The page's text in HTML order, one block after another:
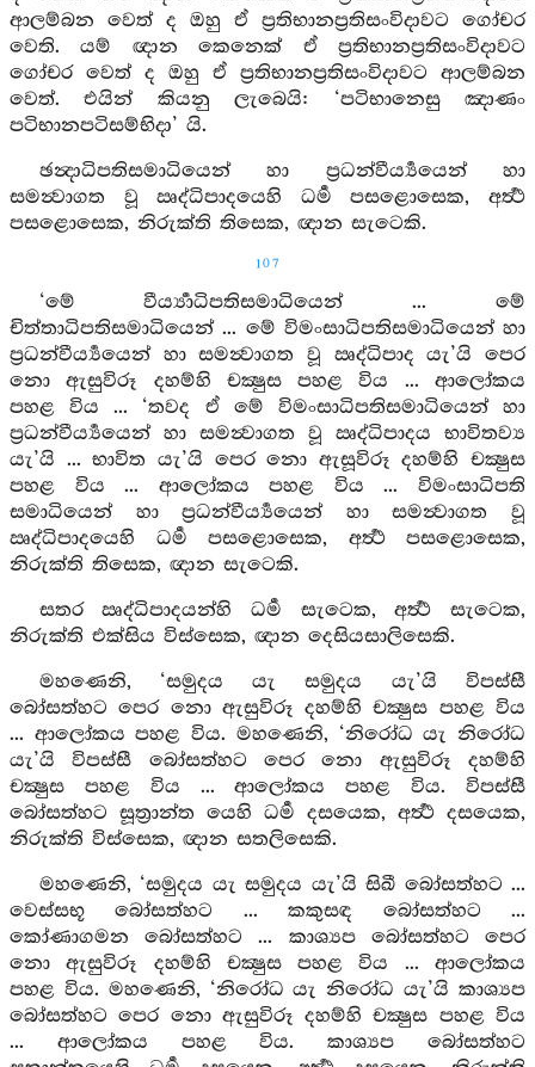
ආලම්බන වෙත් ද ඔහු ඒ ප්‍රතිභානප්‍රතිසංවිදාවට ගෝචර
වෙති. යම් ඥාන කෙනෙක් ඒ ප්‍රතිභානප්‍රතිසංවිදාවට
ගෝචර වෙත් ද ඔහු ඒ ප්‍රතිභානප්‍රතිසංවිදාවට ආලම්බන
වෙත්. එයින් කියනු ලැබෙයි: ‘පටිභානෙසු ඤාණං
පටිභානපටිසම්භිදා’ යි.
ඡන්‍දාධිපතිසමාධියෙන් හා ප්‍රධන්වීර්‍ය්‍යයෙන් හා
සමන්‍වාගත වූ ඍද්ධිපාදයෙහි ධර්‍ම පසළොසෙක, අර්‍ත්‍ථ
පසළොසෙක, නිරුක්ති තිසෙක, ඥාන සැටෙකි.
107
‘මේ වීර්‍ය්‍යාධිපතිසමාධියෙන් ... මේ
චිත්තාධිපතිසමාධියෙන් ... මේ විමංසාධිපතිසමාධියෙන් හා
ප්‍රධන්වීර්‍ය්‍යයෙන් හා සමන්‍වාගත වූ ඍද්ධිපාද යැ’යි පෙර
නො ඇසුවිරූ දහම්හි චක්‍ෂුස පහළ විය ... ආලෝකය
පහළ විය ... ‘තවද ඒ මේ විමංසාධිපතිසමාධියෙන් හා
ප්‍රධන්වීර්‍ය්‍යයෙන් හා සමන්‍වාගත වූ ඍද්ධිපාදය භාවිතව්‍ය
යැ’යි ... භාවිත යැ’යි පෙර නො ඇසූවිරූ දහම්හි චක්‍ෂුස
පහළ විය ... ආලෝකය පහළ විය ... විමංසාධිපති
සමාධියෙන් හා ප්‍රධන්වීර්‍ය්‍යයෙන් හා සමන්‍වාගත වූ
ඍද්ධිපාදයෙහි ධර්‍ම පසළොසෙක, අර්‍ත්‍ථ පසළොසෙක,
නිරුක්ති තිසෙක, ඥාන සැටෙකි.
සතර ඍද්ධිපාදයන්හි ධර්‍ම සැටෙක, අර්‍ත්‍ථ සැටෙක,
නිරුක්ති එක්සිය විස්සෙක, ඥාන දෙසියසාලිසෙකි.
මහණෙනි, ‘සමුදය යැ සමුදය යැ’යි විපස්සී
බෝසත්හට පෙර නො ඇසුවිරූ දහම්හි චක්‍ෂුස පහළ විය
... ආලෝකය පහළ විය. මහණෙනි, ‘නිරෝධ යැ නිරෝධ
යැ’යි විපස්සී බෝසත්හට පෙර නො ඇසුවිරූ දහම්හි
චක්‍ෂුස පහළ විය ... ආලෝකය පහළ විය. විපස්සී
බෝසත්හට සූත්‍රාන්ත යෙහි ධර්‍ම දසයෙක, අර්‍ත්‍ථ දසයෙක,
නිරුක්ති විස්සෙක, ඥාන සතලිසෙකි.
මහණෙනි, ‘සමුදය යැ සමුදය යැ’යි සිඛී බෝසත්හට ...
වෙස්සභූ බෝසත්හට ... කකුසඳ බෝසත්හට ...
කෝණාගමන බෝසත්හට ... කාශ්‍යප බෝසත්හට පෙර
නො ඇසුවිරූ දහම්හි චක්‍ෂුස පහළ විය ... ආලෝකය
පහළ විය. මහණෙනි, ‘නිරෝධ යැ නිරෝධ යැ’යි කාශ්‍යප
බෝසත්හට පෙර නො ඇසුවිරූ දහම්හි චක්‍ෂුස පහළ විය
... ආලෝකය පහළ විය. කාශ්‍යප බෝසත්හට